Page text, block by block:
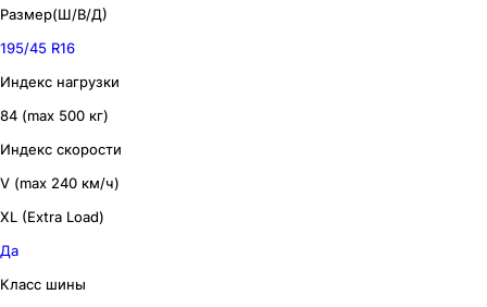
Размер(Ш/В/Д)
195/45 R16
Индекс нагрузки
84 (max 500 кг)
Индекс скорости
V (max 240 км/ч)
XL (Extra Load)
Да
Класс шины